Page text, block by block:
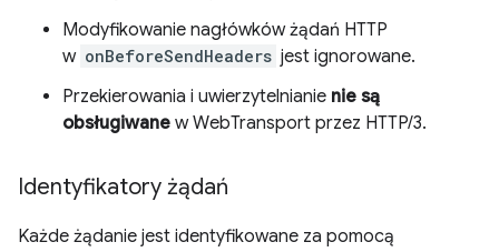
Modyfikowanie nagłówków żądań HTTP
w onBeforeSendHeaders jest ignorowane.
Przekierowania i uwierzytelnianie nie są
obsługiwane w WebTransport przez HTTP/3.
Identyfikatory żądań
Każde żądanie jest identyfikowane za pomocą